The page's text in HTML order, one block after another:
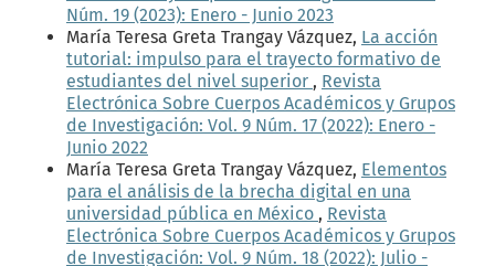
Núm. 19 (2023): Enero - Junio 2023
María Teresa Greta Trangay Vázquez, La acción
tutorial: impulso para el trayecto formativo de
estudiantes del nivel superior , Revista
Electrónica Sobre Cuerpos Académicos y Grupos
de Investigación: Vol. 9 Núm. 17 (2022): Enero -
Junio 2022
María Teresa Greta Trangay Vázquez, Elementos
para el análisis de la brecha digital en una
universidad pública en México , Revista
Electrónica Sobre Cuerpos Académicos y Grupos
de Investigación: Vol. 9 Núm. 18 (2022): Julio -